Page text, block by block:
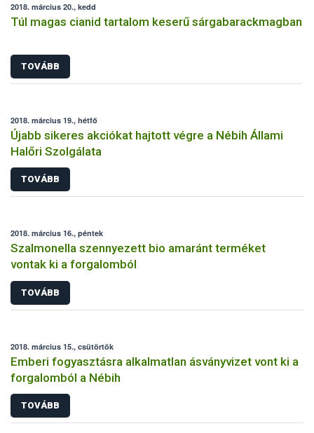
2018. március 20., kedd
Túl magas cianid tartalom keserű sárgabarackmagban
TOVÁBB
2018. március 19., hétfő
Újabb sikeres akciókat hajtott végre a Nébih Állami
Halőri Szolgálata
TOVÁBB
2018. március 16., péntek
Szalmonella szennyezett bio amaránt terméket
vontak ki a forgalomból
TOVÁBB
2018. március 15., csütörtök
Emberi fogyasztásra alkalmatlan ásványvizet vont ki a
forgalomból a Nébih
TOVÁBB